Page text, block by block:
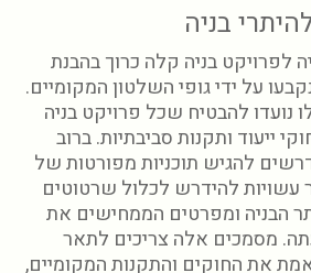
בניה
לפרויקט בניה קלה כרוך בהבנת
על ידי גופי השלטון המקומיים.
נועדו להבטיח שכל פרויקט בניה
ייעוד ותקנות סביבתיות. ברוב
להגיש תוכניות מפורטות של
להידרש לכלול שרטוטים
הבניה ומפרטים הממחישים את
מסמכים אלה צריכים לתאר
את החוקים והתקנות המקומיים,